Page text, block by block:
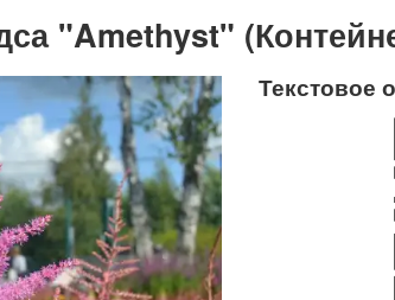
"Amethyst"
Текстовое